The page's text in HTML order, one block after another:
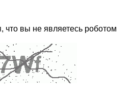
что вы не являетесь роботом